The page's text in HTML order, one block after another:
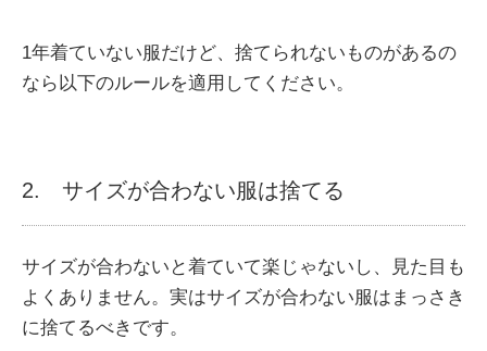
1年着ていない服だけど、捨てられないものがあるの
なら以下のルールを適用してください。
2. サイズが合わない服は捨てる
サイズが合わないと着ていて楽じゃないし、見た目も
よくありません。実はサイズが合わない服はまっさき
に捨てるべきです。